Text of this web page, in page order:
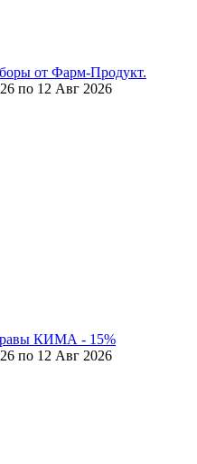
от Фарм-Продукт.
по 12 Авг 2026
КИМА - 15%
по 12 Авг 2026